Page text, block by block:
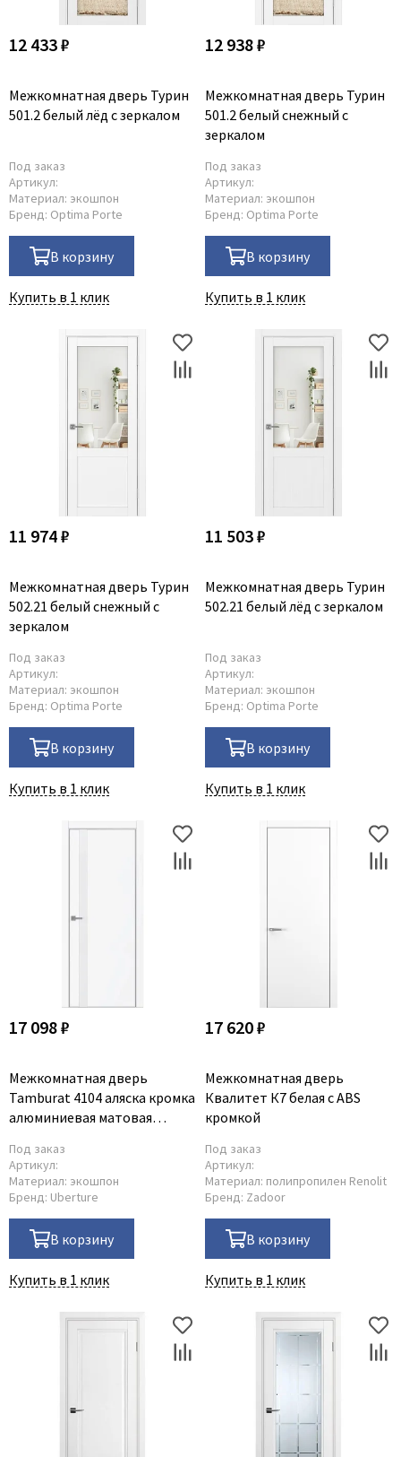
12 433 ₽
Межкомнатная дверь Турин
501.2 белый лёд с зеркалом
Под заказ
Артикул:
Материал: экошпон
Бренд: Optima Porte
В корзину
Купить в 1 клик
12 938 ₽
Межкомнатная дверь Турин
501.2 белый снежный с
зеркалом
Под заказ
Артикул:
Материал: экошпон
Бренд: Optima Porte
В корзину
Купить в 1 клик
11 974 ₽
Межкомнатная дверь Турин
502.21 белый снежный с
зеркалом
Под заказ
Артикул:
Материал: экошпон
Бренд: Optima Porte
В корзину
Купить в 1 клик
11 503 ₽
Межкомнатная дверь Турин
502.21 белый лёд с зеркалом
Под заказ
Артикул:
Материал: экошпон
Бренд: Optima Porte
В корзину
Купить в 1 клик
17 098 ₽
Межкомнатная дверь
Tamburat 4104 аляска кромка
алюминиевая матовая
Под заказ
Артикул:
Материал: экошпон
Бренд: Uberture
В корзину
Купить в 1 клик
17 620 ₽
Межкомнатная дверь
Квалитет К7 белая с ABS
кромкой
Под заказ
Артикул:
Материал: полипропилен Renolit
Бренд: Zadoor
В корзину
Купить в 1 клик